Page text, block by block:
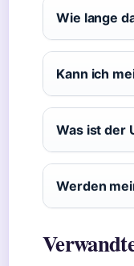
Wie lange
Kann ich
Was ist der
Werden